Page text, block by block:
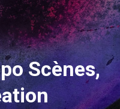
Scènes,